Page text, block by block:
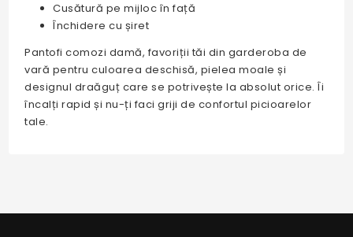
Cusătură pe mijloc în față
Închidere cu șiret
Pantofi comozi damă, favoriții tăi din garderoba de
vară pentru culoarea deschisă, pielea moale și
designul draăguț care se potrivește la absolut orice. Îi
încalți rapid și nu-ți faci griji de confortul picioarelor
tale.